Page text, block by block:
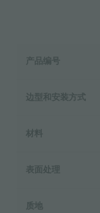
产品编号
边型和安装方式
材料
表面处理
质地